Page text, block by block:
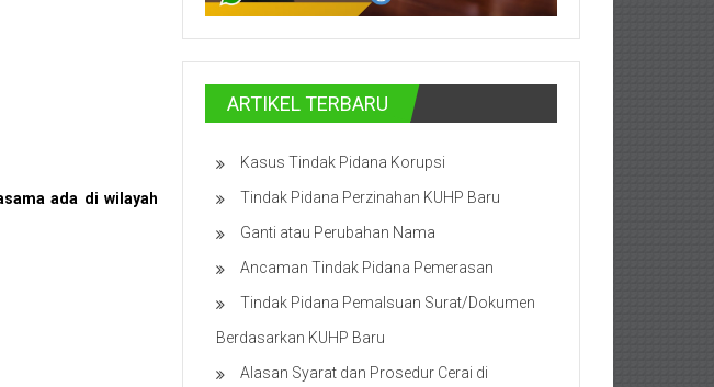
ada di wilayah
ARTIKEL TERBARU
Kasus Tindak Pidana Korupsi
Tindak Pidana Perzinahan KUHP Baru
Ganti atau Perubahan Nama
Ancaman Tindak Pidana Pemerasan
Tindak Pidana Pemalsuan Surat/Dokumen
Berdasarkan KUHP Baru
Alasan Syarat dan Prosedur Cerai di